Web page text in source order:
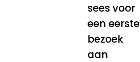
sees voor
een eerste
bezoek
aan